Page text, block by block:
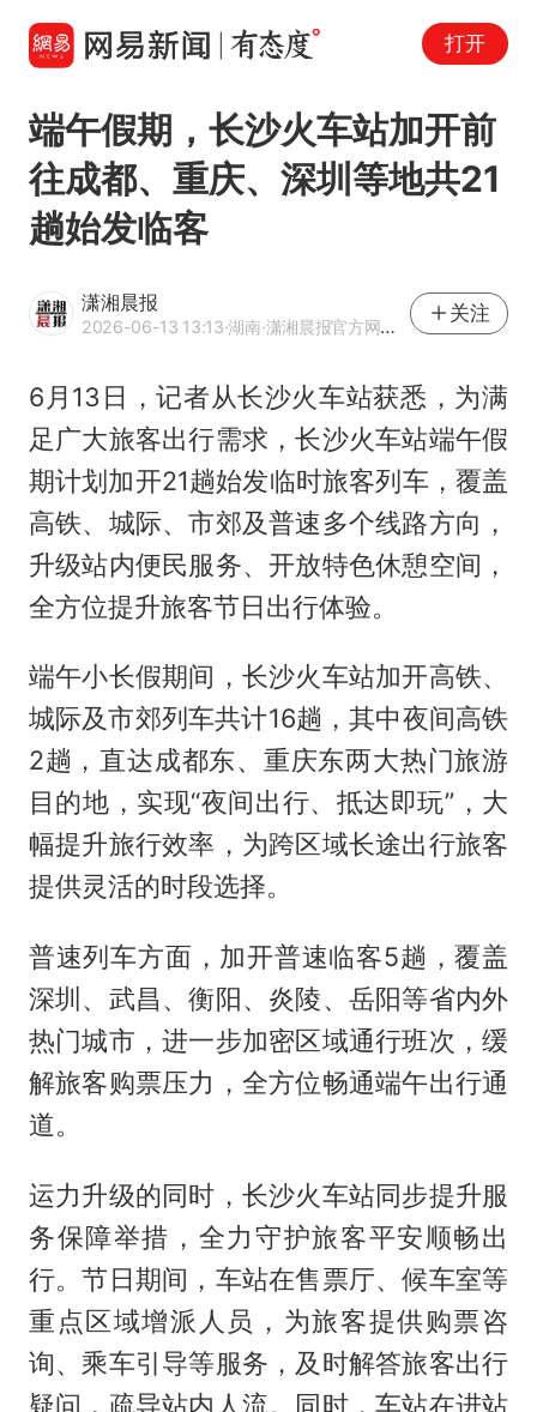
打开
端午假期，长沙火车站加开前
往成都、重庆、深圳等地共21
趟始发临客
潇湘晨报
2026-06-13 13:13·湖南·潇湘晨报官方网易号
关注
6月13日，记者从长沙火车站获悉，为满
足广大旅客出行需求，长沙火车站端午假
期计划加开21趟始发临时旅客列车，覆盖
高铁、城际、市郊及普速多个线路方向，
升级站内便民服务、开放特色休憩空间，
全方位提升旅客节日出行体验。
端午小长假期间，长沙火车站加开高铁、
城际及市郊列车共计16趟，其中夜间高铁
2趟，直达成都东、重庆东两大热门旅游
目的地，实现“夜间出行、抵达即玩”，大
幅提升旅行效率，为跨区域长途出行旅客
提供灵活的时段选择。
普速列车方面，加开普速临客5趟，覆盖
深圳、武昌、衡阳、炎陵、岳阳等省内外
热门城市，进一步加密区域通行班次，缓
解旅客购票压力，全方位畅通端午出行通
道。
运力升级的同时，长沙火车站同步提升服
务保障举措，全力守护旅客平安顺畅出
行。节日期间，车站在售票厅、候车室等
重点区域增派人员，为旅客提供购票咨
询、乘车引导等服务，及时解答旅客出行
疑问，疏导站内人流。同时，车站在进站